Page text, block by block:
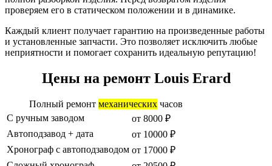
проверяем его в статическом положении и в динамике.
Каждый клиент получает гарантию на произведенные работы
и установленные запчасти. Это позволяет исключить любые
неприятности и помогает сохранить идеальную репутацию!
Цены на ремонт Louis Erard
Полный ремонт механическихчасов
С ручным заводом
от 8000 ₽
Автоподзавод + дата
от 10000 ₽
Хронограф с автоподзаводом от 17000 ₽